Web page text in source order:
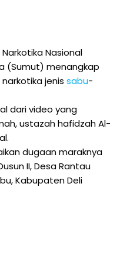
Nasional
(Sumut) menangkap
jenis sabu-
dari video yang
ustazah hafidzah Al-
dugaan maraknya
II, Desa Rantau
Kabupaten Deli